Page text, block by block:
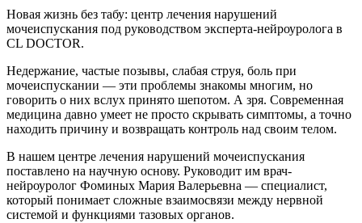
Новая жизнь без табу: центр лечения нарушений
мочеиспускания под руководством эксперта-нейроуролога в
CL DOCTOR.
Недержание, частые позывы, слабая струя, боль при
мочеиспускании — эти проблемы знакомы многим, но
говорить о них вслух принято шепотом. А зря. Современная
медицина давно умеет не просто скрывать симптомы, а точно
находить причину и возвращать контроль над своим телом.
В нашем центре лечения нарушений мочеиспускания
поставлено на научную основу. Руководит им врач-
нейроуролог Фоминых Мария Валерьевна — специалист,
который понимает сложные взаимосвязи между нервной
системой и функциями тазовых органов.